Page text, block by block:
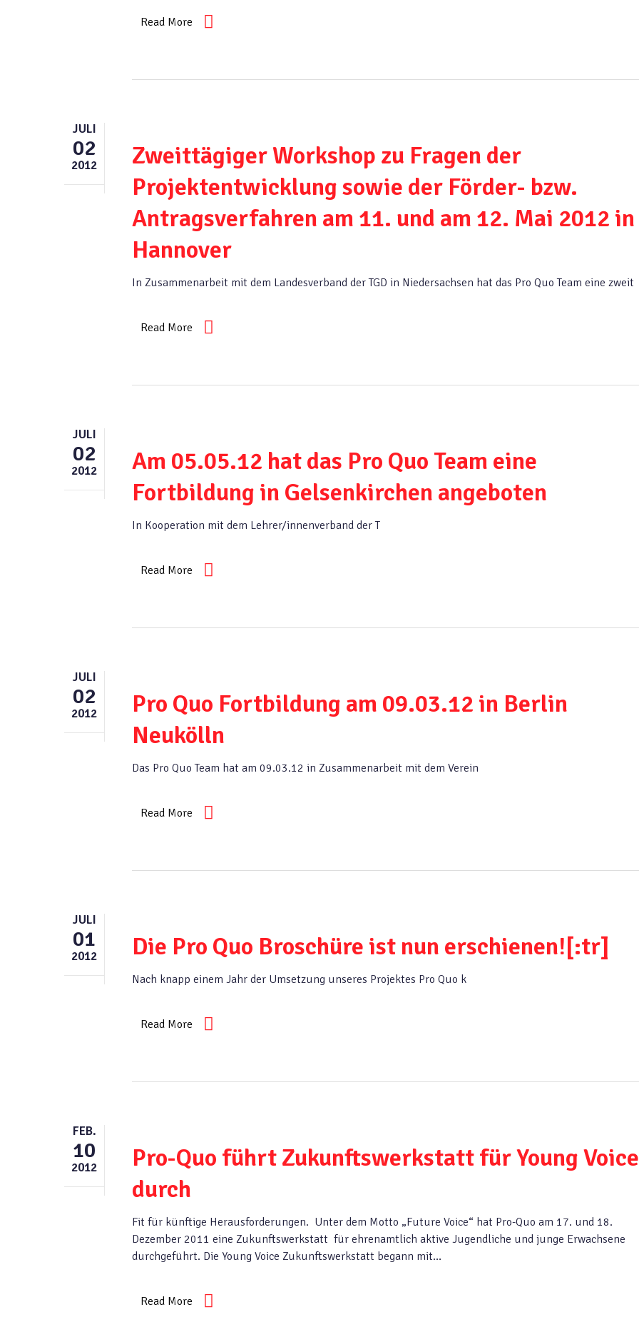
Read More
JULI
02
2012
Zweittägiger Workshop zu Fragen der
Projektentwicklung sowie der Förder- bzw.
Antragsverfahren am 11. und am 12. Mai 2012 in
Hannover
In Zusammenarbeit mit dem Landesverband der TGD in Niedersachsen hat das Pro Quo Team eine zweit
Read More
JULI
02
2012
Am 05.05.12 hat das Pro Quo Team eine
Fortbildung in Gelsenkirchen angeboten
In Kooperation mit dem Lehrer/innenverband der T
Read More
JULI
02
2012
Pro Quo Fortbildung am 09.03.12 in Berlin
Neukölln
Das Pro Quo Team hat am 09.03.12 in Zusammenarbeit mit dem Verein
Read More
JULI
01
2012 Die Pro Quo Broschüre ist nun erschienen![:tr]
Nach knapp einem Jahr der Umsetzung unseres Projektes Pro Quo k
Read More
FEB.
10
2012
Pro-Quo führt Zukunftswerkstatt für Young Voice
durch
Fit für künftige Herausforderungen. Unter dem Motto „Future Voice“ hat Pro-Quo am 17. und 18.
Dezember 2011 eine Zukunftswerkstatt für ehrenamtlich aktive Jugendliche und junge Erwachsene
durchgeführt. Die Young Voice Zukunftswerkstatt begann mit…
Read More